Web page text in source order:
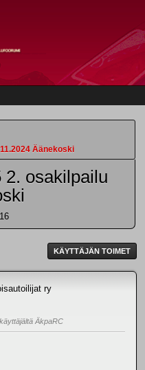
Äänekoski
2. osakilpailu
KÄYTTÄJÄN TOIMET
ry
ÄkpaRC